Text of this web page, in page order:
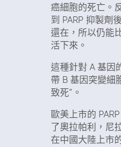
癌細胞的死亡。
到
PARP 抑製劑
還在，所以仍能
活下來。
這種針對 A 基因
帶 B 基因突變細
致死”。
歐美上市的 PARP
了奧拉帕利，尼
在中國大陸上市